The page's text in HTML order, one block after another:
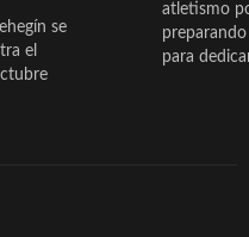
se
el
atletismo
para